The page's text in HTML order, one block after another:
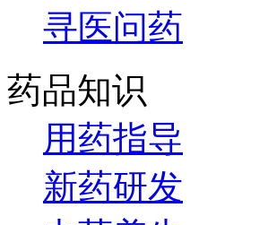
寻医问药
药品知识
用药指导
新药研发